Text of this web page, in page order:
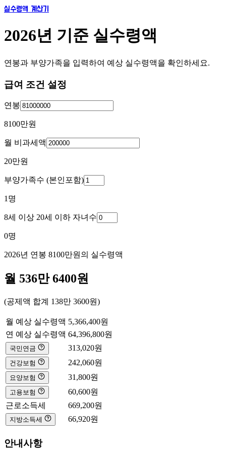
실수령액 계산기
2026년 기준 실수령액
연봉과 부양가족을 입력하여 예상 실수령액을 확인하세요.
급여 조건 설정
연봉
8100만원
월 비과세액
20만원
부양가족수 (본인포함)
1 명
8세 이상 20세 이하 자녀수
0명
2026년 연봉 8100만원의 실수령액
월 536만 6400원
(공제액 합계 138만 3600원)
월 예상 실수령액 5,366,400원
연 예상 실수령액 64,396,800원
국민연금 313,020원
건강보험 242,060원
요양보험 31,800원
고용보험 60,600원
근로소득세
669,200원
지방소득세 66,920원
안내사항